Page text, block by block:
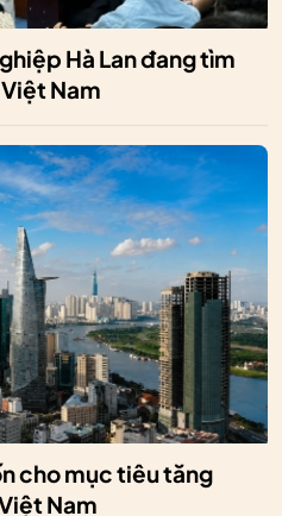
Hà Lan đang tìm
Nam
cho mục tiêu tăng
Nam